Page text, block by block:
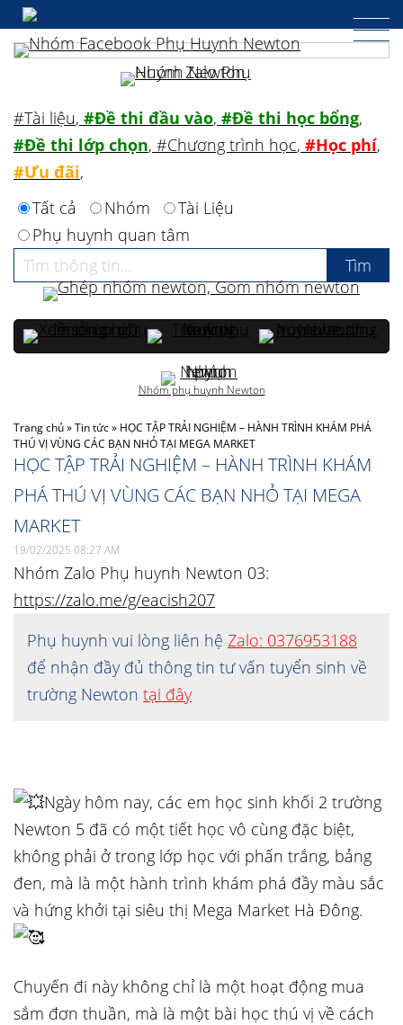
Trang chủ»Tin tức» HỌC TẬP TRẢI NGHIỆM – HÀNH TRÌNH KHÁM PHÁ
THÚ VỊ VÙNG CÁC BẠN NHỎ TẠI MEGA MARKET
HỌC TẬP TRẢI NGHIỆM – HÀNH TRÌNH KHÁM
PHÁ THÚ VỊ VÙNG CÁC BẠN NHỎ TẠI MEGA
MARKET
19/02/2025 08:27 AM
Nhóm Zalo Phụ huynh Newton 03:
https://zalo.me/g/eacish207
Phụ huynh vui lòng liên hệ Zalo: 0376953188
để nhận đầy đủ thông tin tư vấn tuyển sinh về
trường Newton tại đây
Ngày hôm nay, các em học sinh khối 2 trường
Newton 5 đã có một tiết học vô cùng đặc biệt,
không phải ở trong lớp học với phấn trắng, bảng
đen, mà là một hành trình khám phá đầy màu sắc
và hứng khởi tại siêu thị Mega Market Hà Đông.
Chuyến đi này không chỉ là một hoạt động mua
sắm đơn thuần, mà là một bài học thú vị về cách
#Tài liệu, #Đề thi đầu vào, #Đề thi học bổng,
#Đề thi lớp chọn, #Chương trình học, #Học phí,
#Ưu đãi,
Tất cả
Nhóm
Tài Liệu
Phụ huynh quan tâm
Nhóm phụ huynh Newton